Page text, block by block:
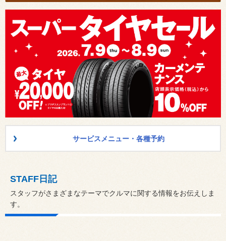
サービスメニュー・各種予約
STAFF日記
スタッフがさまざまなテーマでクルマに関する情報をお伝えしま
す。